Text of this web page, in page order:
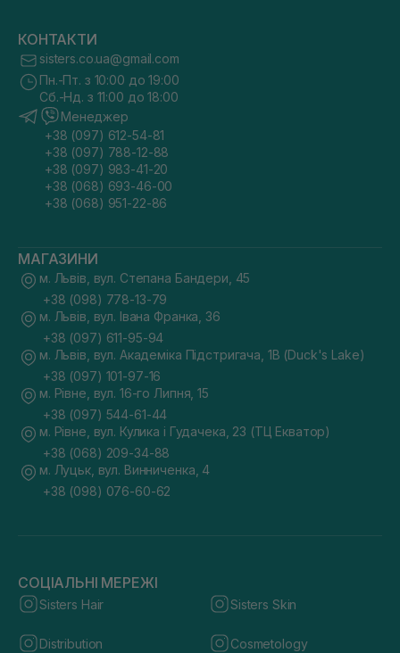
КОНТАКТИ
sisters.co.ua@gmail.com
Пн.-Пт. з 10:00 до 19:00
Сб.-Нд. з 11:00 до 18:00
Менеджер
+38 (097) 612-54-81
+38 (097) 788-12-88
+38 (097) 983-41-20
+38 (068) 693-46-00
+38 (068) 951-22-86
МАГАЗИНИ
м. Львів, вул. Степана Бандери, 45
+38 (098) 778-13-79
м. Львів, вул. Івана Франка, 36
+38 (097) 611-95-94
м. Львів, вул. Академіка Підстригача, 1В (Duck's Lake)
+38 (097) 101-97-16
м. Рівне, вул. 16-го Липня, 15
+38 (097) 544-61-44
м. Рівне, вул. Кулика і Гудачека, 23 (ТЦ Екватор)
+38 (068) 209-34-88
м. Луцьк, вул. Винниченка, 4
+38 (098) 076-60-62
СОЦІАЛЬНІ МЕРЕЖІ
Sisters Hair Sisters Skin
Distribution Cosmetology